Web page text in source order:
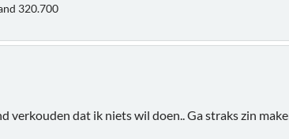
320.700
verkouden dat ik niets wil doen.. Ga straks zin